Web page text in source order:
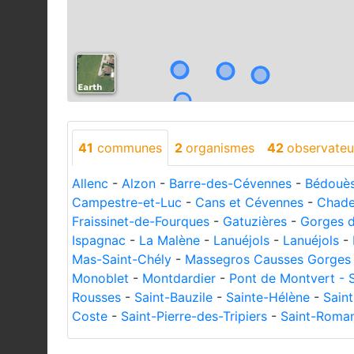
41 communes 2 organismes 42
Allenc - Alzon - Barre-des-Cévennes -
Campestre-et-Luc - Cans et Cévennes -
Fraissinet-de-Fourques - Gatuzières - Gorges
Ispagnac - La Malène - Lanuéjols - Lanuéjols -
Mas-Saint-Chély - Massegros Causses Gorges
Monoblet - Montdardier - Pont de Montvert -
Rousses - Saint-Bauzile - Sainte-Hélène -
Coste - Saint-Pierre-des-Tripiers - Saint-